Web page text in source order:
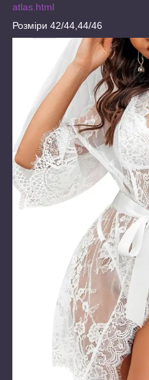
atlas.html
Розміри 42/44,44/46